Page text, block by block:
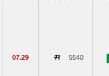
07.29 5540